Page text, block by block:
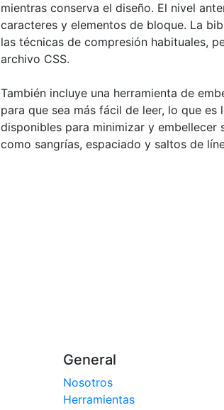
mientras conserva el diseño. El nivel
caracteres y elementos de bloque. La
las técnicas de compresión habituales,
archivo CSS.
También incluye una herramienta de
para que sea más fácil de leer, lo que
disponibles para minimizar y
como sangrías, espaciado y saltos de
General
Nosotros
Herramientas